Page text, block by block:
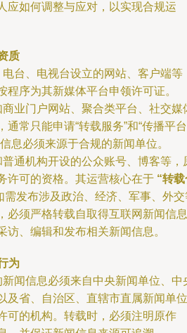
应如何调整与应对，以实现合规运
质
台、电视台设立的网站、客户端等
序为其新媒体平台申领许可证。
商业门户网站、聚合类平台、社交媒
常只能申请“转载服务”和“传播平台
息必须来源于合规的新闻单位。
普通机构开设的公众账号、博客等，
许可的资格。其运营核心在于 “转
需发布涉及政治、经济、军事、外交
必须严格转载自取得互联网新闻信息
、编辑和发布相关新闻信息。
为
新闻信息必须来自中央新闻单位、中
及省、自治区、直辖市直属新闻单位
可的机构。转载时，必须注明原作